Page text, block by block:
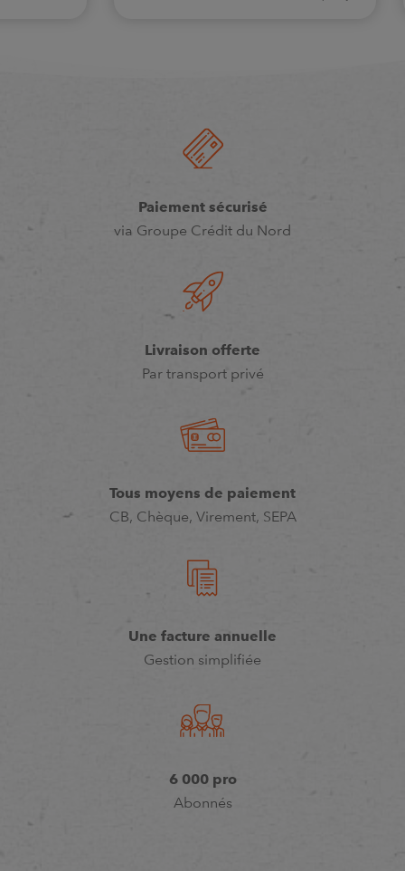
Paiement sécurisé
via Groupe Crédit du Nord
Livraison offerte
Par transport privé
Tous moyens de paiement
CB, Chèque, Virement, SEPA
Une facture annuelle
Gestion simplifiée
6 000 pro
Abonnés